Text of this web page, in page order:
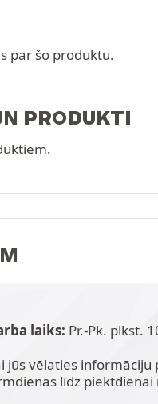
par šo produktu.
PRODUKTI
laiks: Pr.-Pk. plkst.
jūs vēlaties
līdz